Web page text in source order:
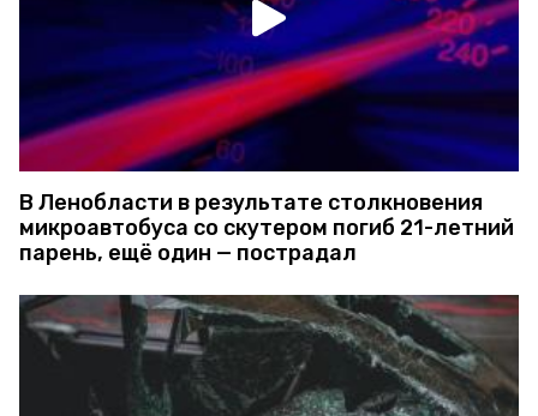
В Ленобласти в результате столкновения
микроавтобуса со скутером погиб 21-летний
парень, ещё один — пострадал